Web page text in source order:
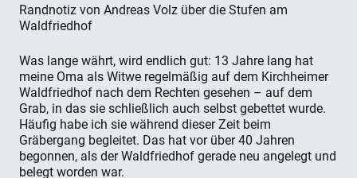
Randnotiz von Andreas Volz über die Stufen am
Waldfriedhof
Was lange währt, wird endlich gut: 13 Jahre lang hat
meine Oma als Witwe regelmäßig auf dem Kirchheimer
Waldfriedhof nach dem Rechten gesehen – auf dem
Grab, in das sie schließlich auch selbst gebettet wurde.
Häufig habe ich sie während dieser Zeit beim
Gräbergang begleitet. Das hat vor über 40 Jahren
begonnen, als der Waldfriedhof gerade neu angelegt und
belegt worden war.